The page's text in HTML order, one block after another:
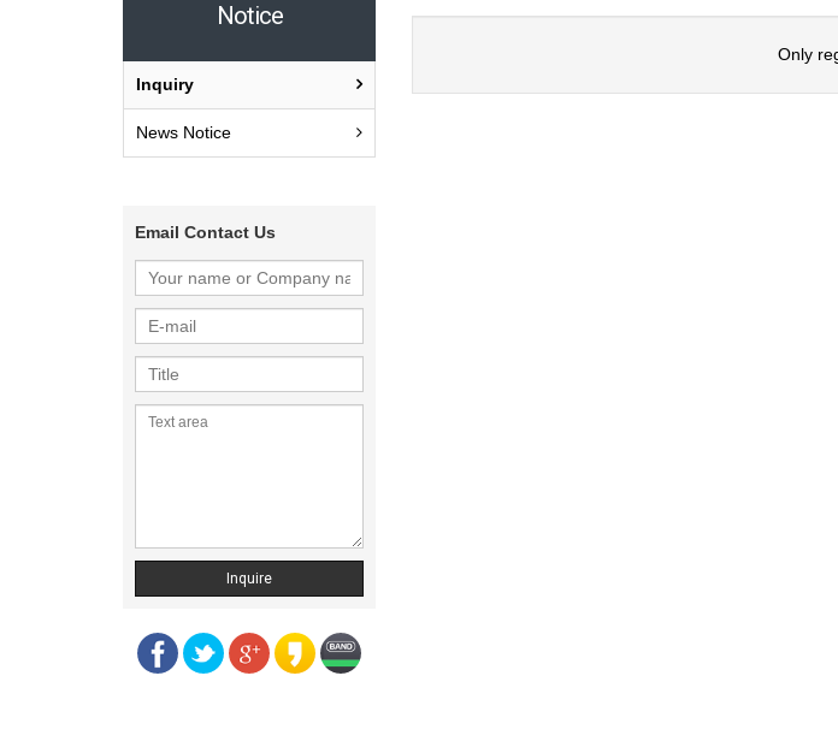
Only
Notice
Inquiry
News Notice
Email Contact Us
Inquire